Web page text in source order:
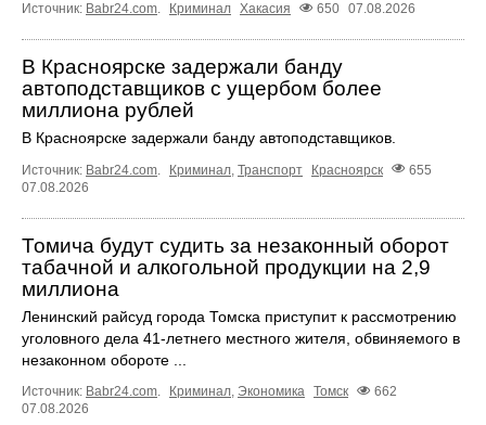
Источник: Babr24.com. Криминал Хакасия 650 07.08.2026
В Красноярске задержали банду
автоподставщиков с ущербом более
миллиона рублей
В Красноярске задержали банду автоподставщиков.
Источник: Babr24.com Криминал Транспорт Красноярск
655
07.08.2026
Томича будут судить за незаконный оборот
табачной и алкогольной продукции на 2,9
миллиона
Ленинский райсуд города Томска приступит к рассмотрению
уголовного дела 41-летнего местного жителя, обвиняемого в
незаконном обороте ...
Источник: Babr24.com Криминал Экономика Томск
662
07.08.2026